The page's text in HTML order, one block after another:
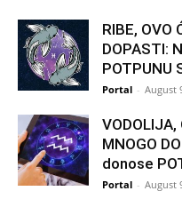
RIBE, OVO
DOPASTI:
POTPUNU
Portal - August
VODOLIJA,
MNOGO
donose
Portal - August